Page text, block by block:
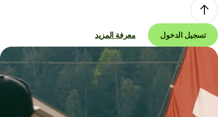
تسجيل الدخول معرفة المزيد